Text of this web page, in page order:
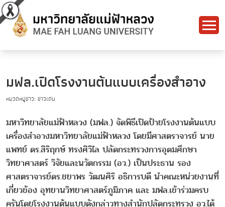
มฟล.เปิดโรงงานต้นแบบเครื่องสำอาง
หมวดหมู่ข่าว: ข่าวเด่น
มหาวิทยาลัยแม่ฟ้าหลวง (มฟล.) จัดพิธีเปิดป้ายโรงงานต้นแบบ
เครื่องสำอางมหาวิทยาลัยแม่ฟ้าหลวง โดยมีศาสตราจารย์ นาย
แพทย์ ดร.สิริฤกษ์ ทรงศิวิไล ปลัดกระทรวงการอุดมศึกษา
วิทยาศาสตร์ วิจัยและนวัตกรรม (อว.) เป็นประธาน รอง
ศาสตราจารย์ดร.ชยาพร วัฒนศิริ อธิการบดี นำคณะหน่วยงานที่
เกี่ยวข้อง อุทยานวิทยาศาสตร์ภูมิภาค และ มฟล.เข้าร่วมครบ
ครันโดยโรงงานต้นแบบดังกล่าวทางสำนักปลัดกระทรวง อว.ได้